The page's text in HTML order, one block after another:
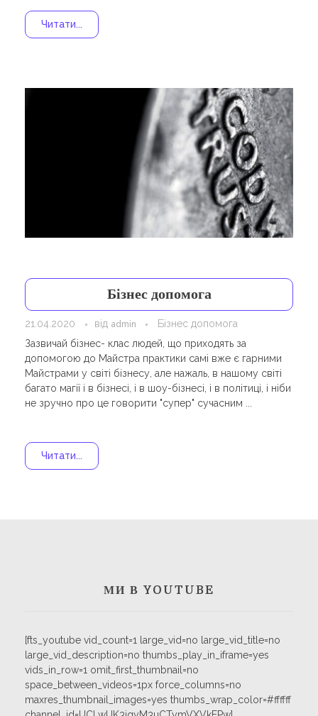
Читати...
Бізнес допомога
21.04.2020 від admin
Бізнес допомога
Зазвичай бізнес- клас людей, що приходять за
допомогою до Майстра практики самі вже є гарними
Майстрами у світі бізнесу, але нажаль, в нашому світі
багато магії і в бізнесі, і в шоу-бізнесі, і в політиці, і ніби
не зручно про це говорити "супер" сучасним ...
Читати...
МИ В YOUTUBE
[fts_youtube vid_count=1 large_vid=no large_vid_title=no
large_vid_description=no thumbs_play_in_iframe=yes
vids_in_row=1 omit_first_thumbnail=no
space_between_videos=1px force_columns=no
maxres_thumbnail_images=yes thumbs_wrap_color=#ffffff